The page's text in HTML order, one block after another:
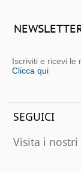
Iscriviti e ricevi le
Clicca qui
SEGUICI
Visita i